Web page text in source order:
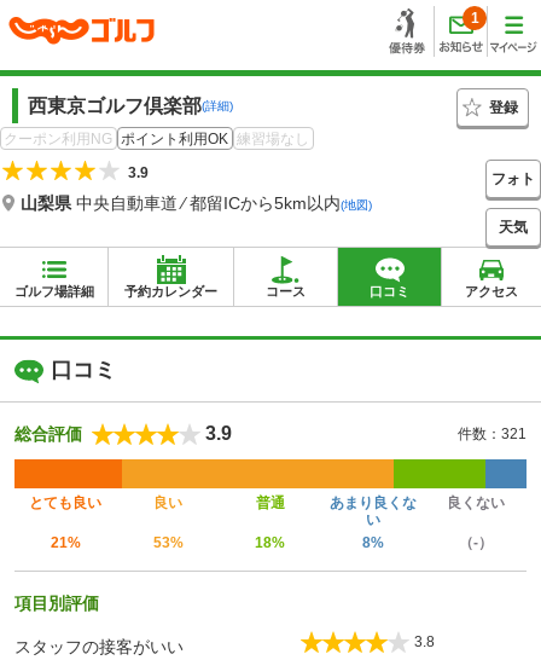
1
西東京ゴルフ倶楽部(詳細)
登録
クーポン利用NG ポイント利用OK 練習場なし
3.9
山梨県 中央自動車道 ⁄ 都留ICから5km以内(地図)
フォト
天気
ゴルフ場詳細 予約カレンダー コース 口コミ アクセス
口コミ
総合評価 3.9 件数：321
とても良い 良い 普通
あまり良くな
い
良くない
21% 53% 18% 8% （-）
項目別評価
スタッフの接客がいい 3.8